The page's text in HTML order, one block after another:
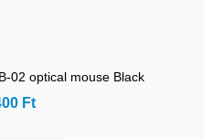
02 optical mouse Black
Ft